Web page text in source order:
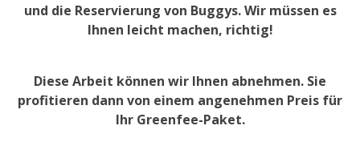
und die Reservierung von Buggys. Wir müssen es
Ihnen leicht machen, richtig!
Diese Arbeit können wir Ihnen abnehmen. Sie
profitieren dann von einem angenehmen Preis für
Ihr Greenfee-Paket.